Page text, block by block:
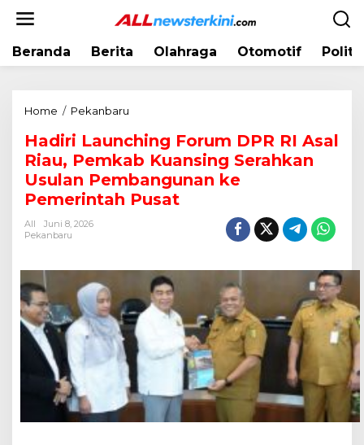
Beranda Berita Olahraga Otomotif
Home / Pekanbaru
d
i
r
L
c
n
g
r
u
m
Hadiri Launching Forum DPR RI Asal
Riau, Pemkab Kuansing Serahkan
Usulan Pembangunan ke
Pemerintah Pusat
All
Juni 8, 2026
Pekanbaru